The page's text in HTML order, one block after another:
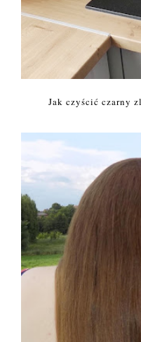
Jak czyścić czarny